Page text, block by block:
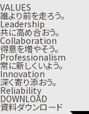
VALUES
誰より前を走ろう。
Leadership
共に高め合おう。
Collaboration
得意を増やそう。
Professionalism
常に新しくいよう。
Innovation
深く寄り添おう。
Reliability
DOWNLOAD
資料ダウンロード